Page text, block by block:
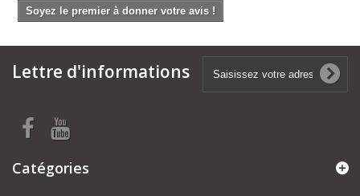
Soyez le premier à donner votre avis !
Lettre d'informations
Catégories